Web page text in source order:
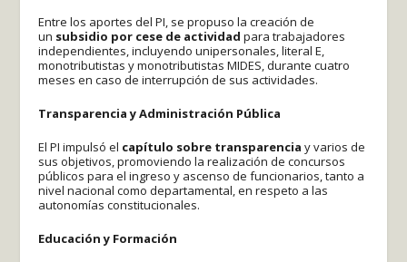
Entre los aportes del PI, se propuso la creación de
un subsidio por cese de actividad para trabajadores
independientes, incluyendo unipersonales, literal E,
monotributistas y monotributistas MIDES, durante cuatro
meses en caso de interrupción de sus actividades.
Transparencia y Administración Pública
El PI impulsó el capítulo sobre transparencia y varios de
sus objetivos, promoviendo la realización de concursos
públicos para el ingreso y ascenso de funcionarios, tanto a
nivel nacional como departamental, en respeto a las
autonomías constitucionales.
Educación y Formación